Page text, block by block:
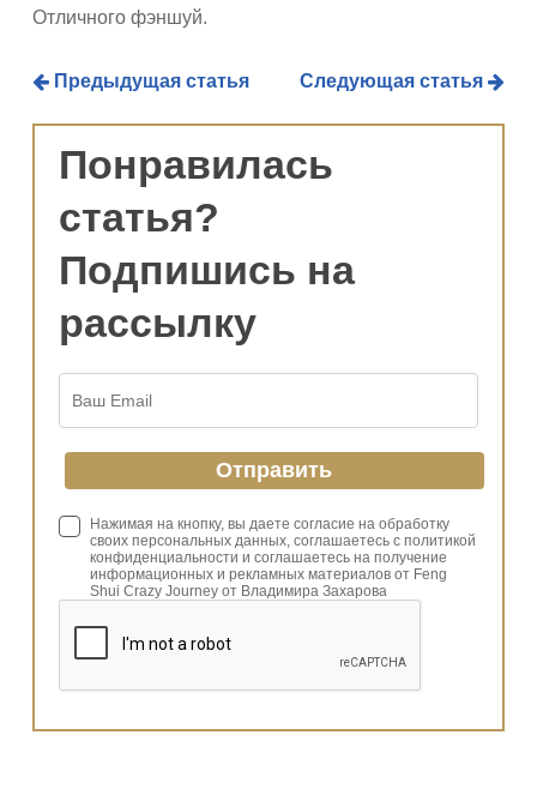
Отличного фэншуй.
Предыдущая статья Следующая статья
Понравилась
статья?
Подпишись на
рассылку
Нажимая на кнопку, вы даете согласие на обработку
своих персональных данных, соглашаетесь с политикой
конфиденциальности и соглашаетесь на получение
информационных и рекламных материалов от Feng
Shui Crazy Journey от Владимира Захарова